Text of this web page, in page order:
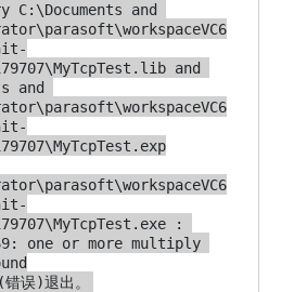
and
and
:
one or more multiply
误)退出。